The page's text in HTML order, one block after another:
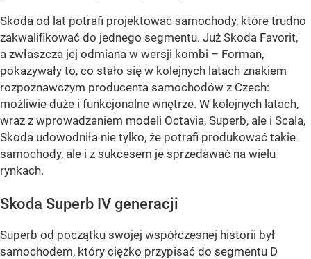
Skoda od lat potrafi projektować samochody, które trudno
zakwalifikować do jednego segmentu. Już Skoda Favorit,
a zwłaszcza jej odmiana w wersji kombi – Forman,
pokazywały to, co stało się w kolejnych latach znakiem
rozpoznawczym producenta samochodów z Czech:
możliwie duże i funkcjonalne wnętrze. W kolejnych latach,
wraz z wprowadzaniem modeli Octavia, Superb, ale i Scala,
Skoda udowodniła nie tylko, że potrafi produkować takie
samochody, ale i z sukcesem je sprzedawać na wielu
rynkach.
Skoda Superb IV generacji
Superb od początku swojej współczesnej historii był
samochodem, który ciężko przypisać do segmentu D